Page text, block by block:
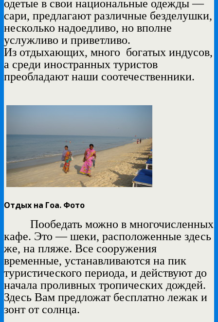
одетые в свои национальные одежды —
сари, предлагают различные безделушки,
несколько надоедливо, но вполне
услужливо и приветливо.
Из отдыхающих, много богатых индусов,
а среди иностранных туристов
преобладают наши соотечественники.
Отдых на Гоа. Фото
Пообедать можно в многочисленных
кафе. Это — шеки, расположенные здесь
же, на пляже. Все сооружения
временные, устанавливаются на пик
туристического периода, и действуют до
начала проливных тропических дождей.
Здесь Вам предложат бесплатно лежак и
зонт от солнца.